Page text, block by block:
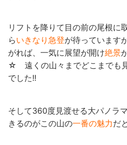
リフトを降りて目の前の尾根に
らいきなり急登が待っています
がれば、一気に展望が開け絶景
☆ 遠くの山々までどこまでも
でした!!
そして360度見渡せる大パノラマ
きるのがこの山の一番の魅力だ